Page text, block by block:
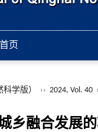
首页
学版） ›› 2024, Vol. 40
乡融合发展